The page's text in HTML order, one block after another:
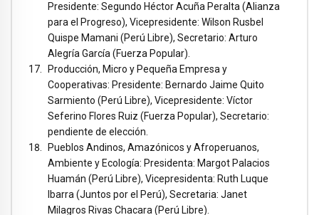
Presidente: Segundo Héctor Acuña Peralta (Alianza
para el Progreso), Vicepresidente: Wilson Rusbel
Quispe Mamani (Perú Libre), Secretario: Arturo
Alegría García (Fuerza Popular).
Producción, Micro y Pequeña Empresa y
Cooperativas: Presidente: Bernardo Jaime Quito
Sarmiento (Perú Libre), Vicepresidente: Víctor
Seferino Flores Ruiz (Fuerza Popular), Secretario:
pendiente de elección.
Pueblos Andinos, Amazónicos y Afroperuanos,
Ambiente y Ecología: Presidenta: Margot Palacios
Huamán (Perú Libre), Vicepresidenta: Ruth Luque
Ibarra (Juntos por el Perú), Secretaria: Janet
Milagros Rivas Chacara (Perú Libre).